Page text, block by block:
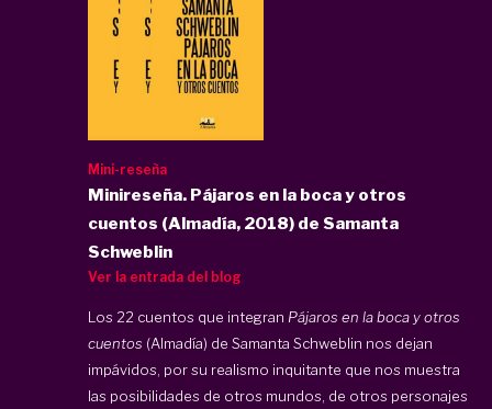
Mini-reseña
Minireseña. Pájaros en la boca y otros
cuentos (Almadía, 2018) de Samanta
Schweblin
Ver la entrada del blog
Los 22 cuentos que integran Pájaros en la boca y otros
cuentos (Almadía) de Samanta Schweblin nos dejan
impávidos, por su realismo inquitante que nos muestra
las posibilidades de otros mundos, de otros personajes